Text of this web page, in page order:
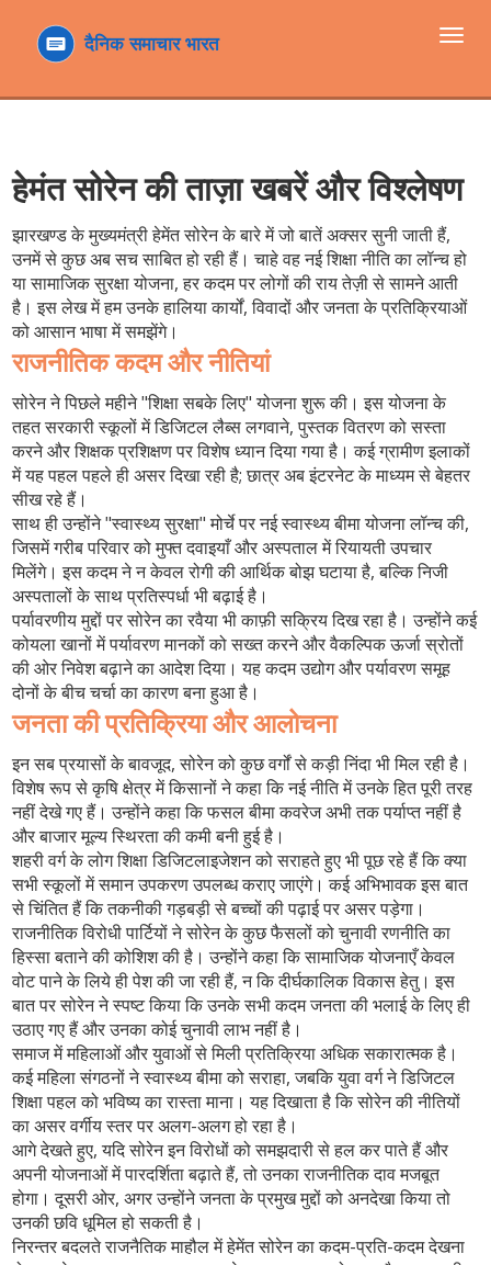
टॉगल
हेमंत सोरेन की ताज़ा खबरें और विश्लेषण
झारखण्ड के मुख्यमंत्री हेमेंत सोरेन के बारे में जो बातें अक्सर सुनी जाती हैं,
उनमें से कुछ अब सच साबित हो रही हैं। चाहे वह नई शिक्षा नीति का लॉन्च हो
या सामाजिक सुरक्षा योजना, हर कदम पर लोगों की राय तेज़ी से सामने आती
है। इस लेख में हम उनके हालिया कार्यों, विवादों और जनता के प्रतिक्रियाओं
को आसान भाषा में समझेंगे।
राजनीतिक कदम और नीतियां
सोरेन ने पिछले महीने "शिक्षा सबके लिए" योजना शुरू की। इस योजना के
तहत सरकारी स्कूलों में डिजिटल लैब्स लगवाने, पुस्तक वितरण को सस्ता
करने और शिक्षक प्रशिक्षण पर विशेष ध्यान दिया गया है। कई ग्रामीण इलाकों
में यह पहल पहले ही असर दिखा रही है; छात्र अब इंटरनेट के माध्यम से बेहतर
सीख रहे हैं।
साथ ही उन्होंने "स्वास्थ्य सुरक्षा" मोर्चे पर नई स्वास्थ्य बीमा योजना लॉन्च की,
जिसमें गरीब परिवार को मुफ्त दवाइयाँ और अस्पताल में रियायती उपचार
मिलेंगे। इस कदम ने न केवल रोगी की आर्थिक बोझ घटाया है, बल्कि निजी
अस्पतालों के साथ प्रतिस्पर्धा भी बढ़ाई है।
पर्यावरणीय मुद्दों पर सोरेन का रवैया भी काफ़ी सक्रिय दिख रहा है। उन्होंने कई
कोयला खानों में पर्यावरण मानकों को सख्त करने और वैकल्पिक ऊर्जा स्रोतों
की ओर निवेश बढ़ाने का आदेश दिया। यह कदम उद्योग और पर्यावरण समूह
दोनों के बीच चर्चा का कारण बना हुआ है।
जनता की प्रतिक्रिया और आलोचना
इन सब प्रयासों के बावजूद, सोरेन को कुछ वर्गों से कड़ी निंदा भी मिल रही है।
विशेष रूप से कृषि क्षेत्र में किसानों ने कहा कि नई नीति में उनके हित पूरी तरह
नहीं देखे गए हैं। उन्होंने कहा कि फसल बीमा कवरेज अभी तक पर्याप्त नहीं है
और बाजार मूल्य स्थिरता की कमी बनी हुई है।
शहरी वर्ग के लोग शिक्षा डिजिटलाइजेशन को सराहते हुए भी पूछ रहे हैं कि क्या
सभी स्कूलों में समान उपकरण उपलब्ध कराए जाएंगे। कई अभिभावक इस बात
से चिंतित हैं कि तकनीकी गड़बड़ी से बच्चों की पढ़ाई पर असर पड़ेगा।
राजनीतिक विरोधी पार्टियों ने सोरेन के कुछ फैसलों को चुनावी रणनीति का
हिस्सा बताने की कोशिश की है। उन्होंने कहा कि सामाजिक योजनाएँ केवल
वोट पाने के लिये ही पेश की जा रही हैं, न कि दीर्घकालिक विकास हेतु। इस
बात पर सोरेन ने स्पष्ट किया कि उनके सभी कदम जनता की भलाई के लिए ही
उठाए गए हैं और उनका कोई चुनावी लाभ नहीं है।
समाज में महिलाओं और युवाओं से मिली प्रतिक्रिया अधिक सकारात्मक है।
कई महिला संगठनों ने स्वास्थ्य बीमा को सराहा, जबकि युवा वर्ग ने डिजिटल
शिक्षा पहल को भविष्य का रास्ता माना। यह दिखाता है कि सोरेन की नीतियों
का असर वर्गीय स्तर पर अलग-अलग हो रहा है।
आगे देखते हुए, यदि सोरेन इन विरोधों को समझदारी से हल कर पाते हैं और
अपनी योजनाओं में पारदर्शिता बढ़ाते हैं, तो उनका राजनीतिक दाव मजबूत
होगा। दूसरी ओर, अगर उन्होंने जनता के प्रमुख मुद्दों को अनदेखा किया तो
उनकी छवि धूमिल हो सकती है।
निरन्तर बदलते राजनैतिक माहौल में हेमेंत सोरेन का कदम-प्रति-कदम देखना